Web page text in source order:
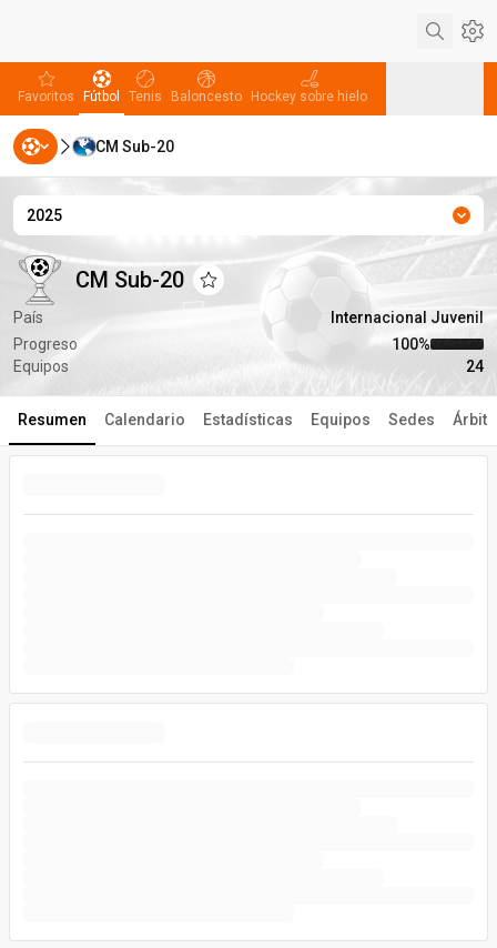
favorites
Favoritos Fútbol
Fútbol Tenis
Tenis Baloncesto
Baloncesto Hockey sobre hielo
Hockey sobre hielo
Béisbol
Béisbol Balonmano
Balonmano
CM Sub-20
2025
CM Sub-20
CM Sub-20CM Sub-20
Añadir a favoritos
País
Internacional Juvenil
Progreso
100‏%
Equipos
24
Resumen Calendario Estadísticas Equipos Sedes